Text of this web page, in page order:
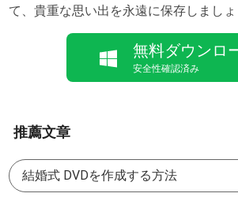
て、貴重な思い出を永遠に保存しましょ
無料ダウンロ
安全性確認済み
推薦文章
結婚式 DVDを作成する方法